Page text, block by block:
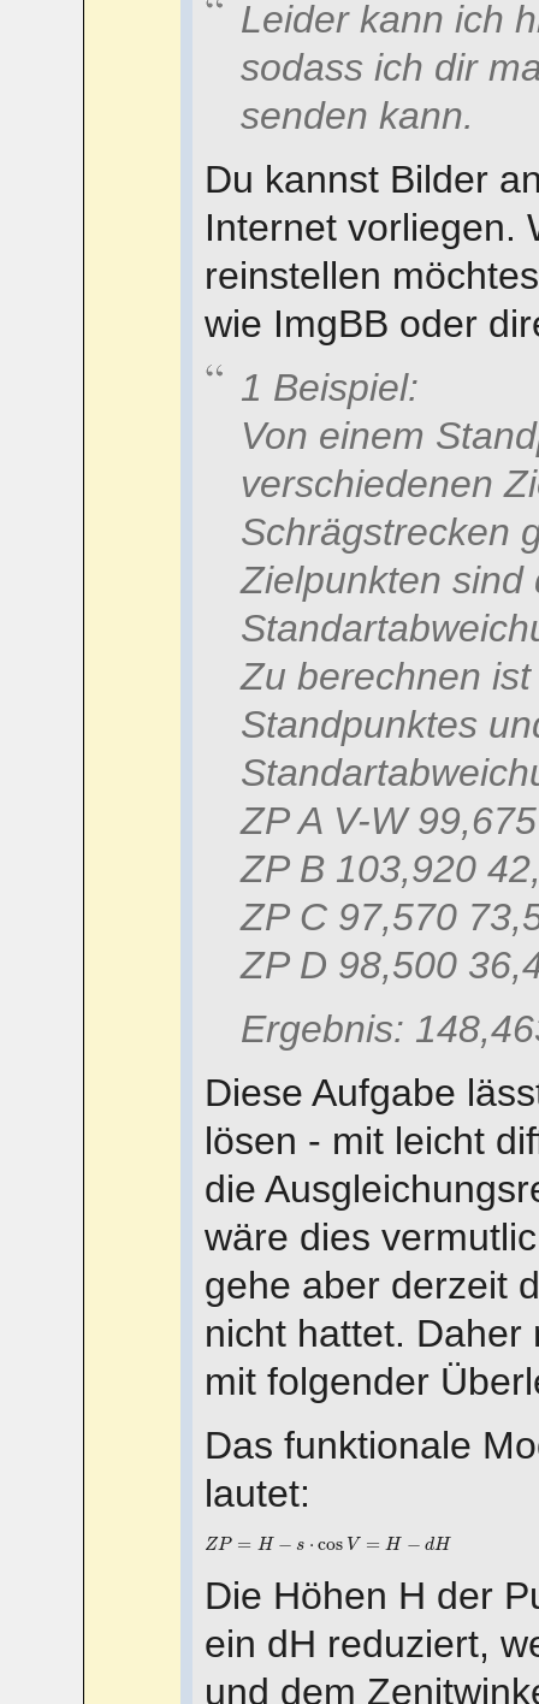
Leider kann ich
sodass ich dir
senden kann.
Du kannst Bilder
Internet vorliegen.
reinstellen
wie ImgBB oder
1 Beispiel:
Von einem
verschiedenen
Schrägstrecken
Zielpunkten sind
Zu berechnen
Standpunktes
ZP A V-W
ZP B 103,920
ZP C 97,570
ZP D 98,500
Ergebnis:
Diese Aufgabe
lösen - mit leicht
die
wäre dies
gehe aber derzeit
nicht hattet. Daher
mit folgender
Das funktionale
lautet:
ZP = H − s ⋅ cos V = H − dH
ZP= −s H−d
Die Höhen H der
ein dH reduziert,
und dem